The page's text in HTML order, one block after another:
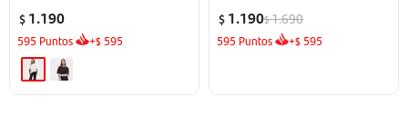
$ 1.190
595 Puntos +$ 595
$ 1.190$1.690
595 Puntos +$ 595